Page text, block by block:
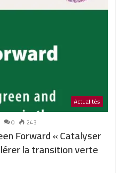
Actualités
0 243
Forward « Catalyser
la transition verte